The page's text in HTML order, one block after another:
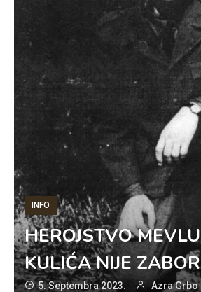
INFO
HEROJSTVO
KULIĆA NIJE
5. Septembra 2023. Azra Grbo